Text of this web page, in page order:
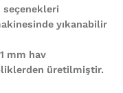
seçenekleri
yıkanabilir
mm hav
üretilmiştir.